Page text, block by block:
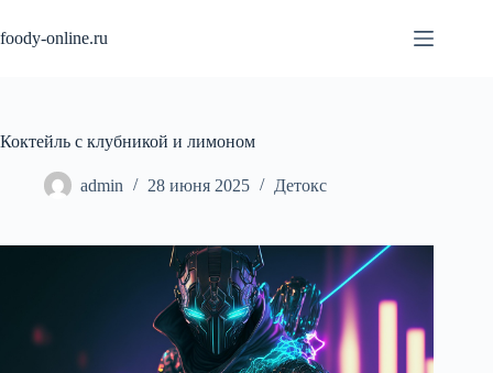
к
сути
foody-online.ru
Коктейль с клубникой и лимоном
admin 28 июня 2025 Детокс